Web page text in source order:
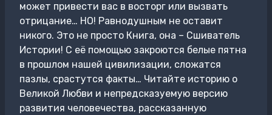
может привести вас в восторг или вызвать
отрицание… НО! Равнодушным не оставит
никого. Это не просто Книга, она – Сшиватель
Истории! С её помощью закроются белые пятна
в прошлом нашей цивилизации, сложатся
пазлы, срастутся факты… Читайте историю о
Великой Любви и непредсказуемую версию
развития человечества, рассказанную